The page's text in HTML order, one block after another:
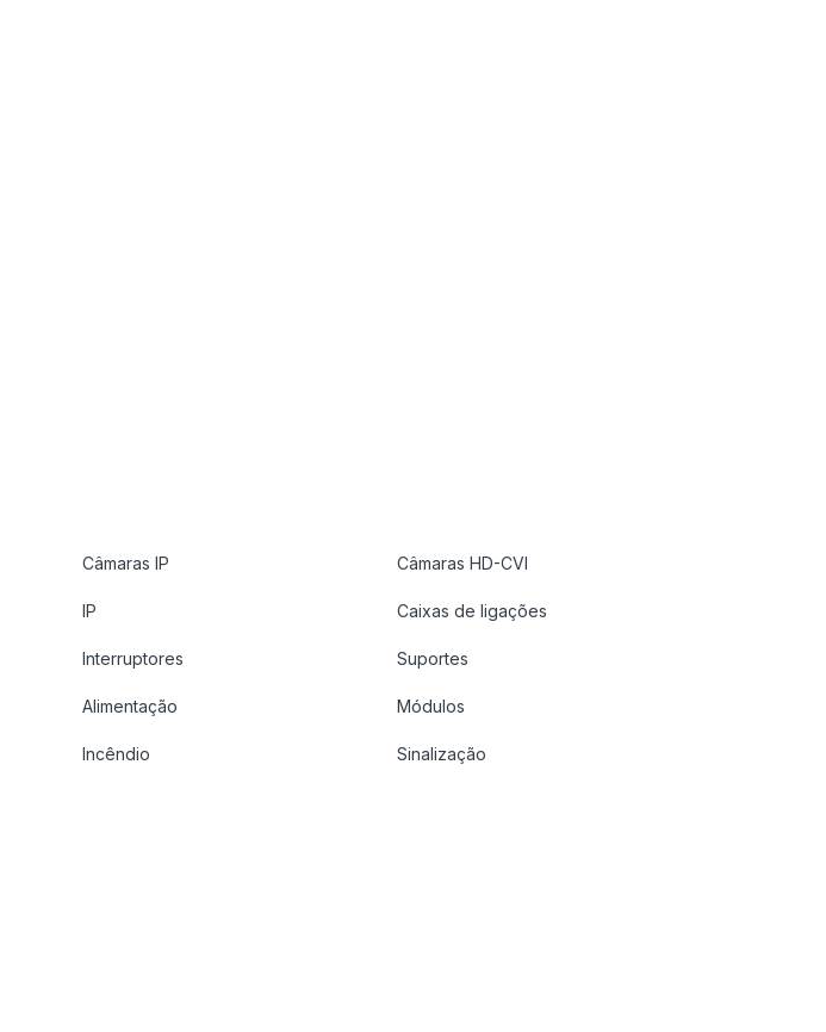
Câmaras IP Câmaras HD-CVI
IP Caixas de ligações
Interruptores Suportes
Alimentação Módulos
Incêndio Sinalização